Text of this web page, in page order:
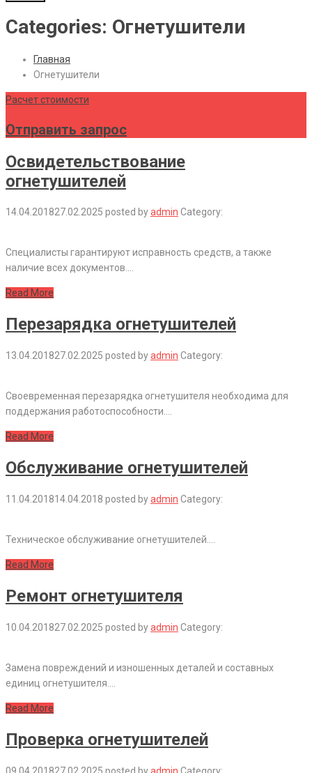
Categories: Огнетушители
Главная
Огнетушители
Расчет стоимости
Отправить запрос
Освидетельствование
огнетушителей
14.04.201827.02.2025 posted byadmin Category:
Специалисты гарантируют исправность средств, а также
наличие всех документов.…
Read More
Перезарядка огнетушителей
13.04.201827.02.2025 posted byadmin Category:
Своевременная перезарядка огнетушителя необходима для
поддержания работоспособности.…
Read More
Обслуживание огнетушителей
11.04.201814.04.2018 posted byadmin Category:
Техническое обслуживание огнетушителей.…
Read More
Ремонт огнетушителя
10.04.201827.02.2025 posted byadmin Category:
Замена повреждений и изношенных деталей и составных
единиц огнетушителя.…
Read More
Проверка огнетушителей
09.04.201827.02.2025 posted byadmin Category: